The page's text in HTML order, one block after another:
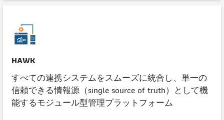
HAWK
すべての連携システムをスムーズに統合し、単一の
信頼できる情報源（single source of truth）として機
能するモジュール型管理プラットフォーム